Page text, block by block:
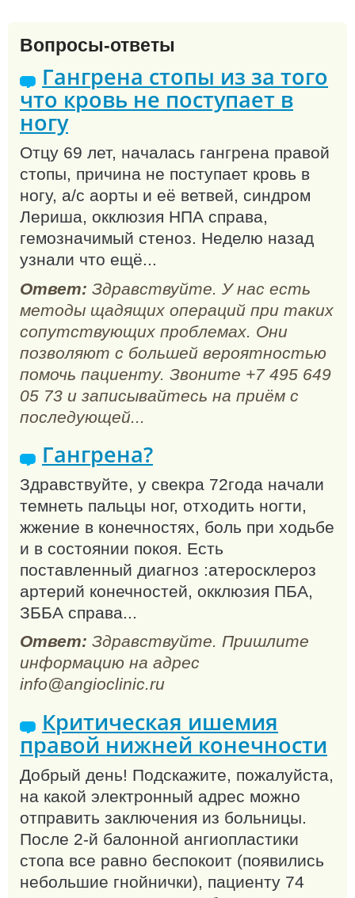
Вопросы-ответы
Гангрена стопы из за того
что кровь не поступает в
ногу
Отцу 69 лет, началась гангрена правой
стопы, причина не поступает кровь в
ногу, а/с аорты и её ветвей, синдром
Лериша, окклюзия НПА справа,
гемозначимый стеноз. Неделю назад
узнали что ещё...
Ответ: Здравствуйте. У нас есть
методы щадящих операций при таких
сопутствующих проблемах. Они
позволяют с большей вероятностью
помочь пациенту. Звоните +7 495 649
05 73 и записывайтесь на приём с
последующей...
Гангрена?
Здравствуйте, у свекра 72года начали
темнеть пальцы ног, отходить ногти,
жжение в конечностях, боль при ходьбе
и в состоянии покоя. Есть
поставленный диагноз :атеросклероз
артерий конечностей, окклюзия ПБА,
ЗББА справа...
Ответ: Здравствуйте. Пришлите
информацию на адрес
info@angioclinic.ru
Критическая ишемия
правой нижней конечности
Добрый день! Подскажите, пожалуйста,
на какой электронный адрес можно
отправить заключения из больницы.
После 2-й балонной ангиопластики
стопа все равно беспокоит (появились
небольшие гнойнички), пациенту 74